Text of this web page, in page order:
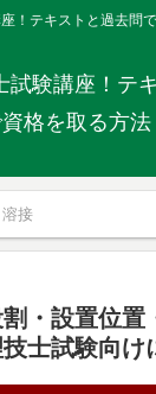
！テキストと過去問
試験講座！テ
格を取る方法
接
・設置位置
士試験向け